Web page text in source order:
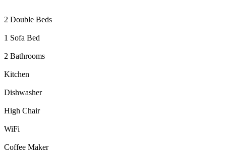
2 Double Beds
1 Sofa Bed
2 Bathrooms
Kitchen
Dishwasher
High Chair
WiFi
Coffee Maker